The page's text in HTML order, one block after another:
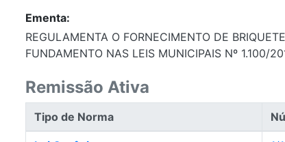
Ementa:
REGULAMENTA O FORNECIMENTO DE
FUNDAMENTO NAS LEIS MUNICIPAIS Nº 1.100/
Remissão Ativa
Tipo de Norma